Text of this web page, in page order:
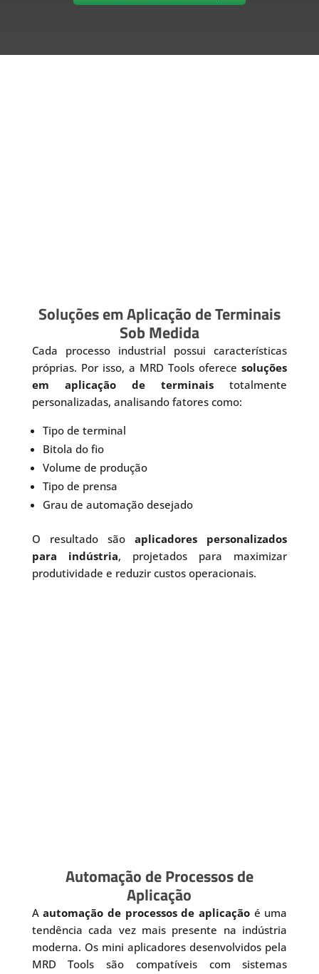
Soluções em Aplicação de Terminais
Sob Medida
Cada processo industrial possui características
próprias. Por isso, a MRD Tools oferecesoluções
em aplicação de terminais totalmente
personalizadas, analisando fatores como:
Tipo de terminal
Bitola do fio
Volume de produção
Tipo de prensa
Grau de automação desejado
O resultado sãoaplicadores personalizados
para indústria, projetados para maximizar
produtividade e reduzir custos operacionais.
Automação de Processos de
Aplicação
Aautomação de processos de aplicaçãoé uma
tendência cada vez mais presente na indústria
moderna. Os mini aplicadores desenvolvidos pela
MRD Tools são compatíveis com sistemas